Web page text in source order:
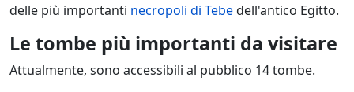
delle più importanti necropoli di Tebedell'antico Egitto.
Le tombe più importanti da visitare
Attualmente, sono accessibili al pubblico 14 tombe.